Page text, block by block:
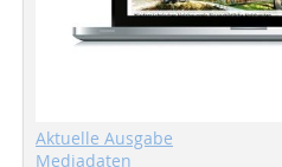
Aktuelle Ausgabe
Mediadaten